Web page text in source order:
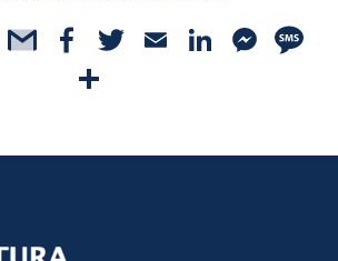
CopyGmailFacebook
Twitter
Email